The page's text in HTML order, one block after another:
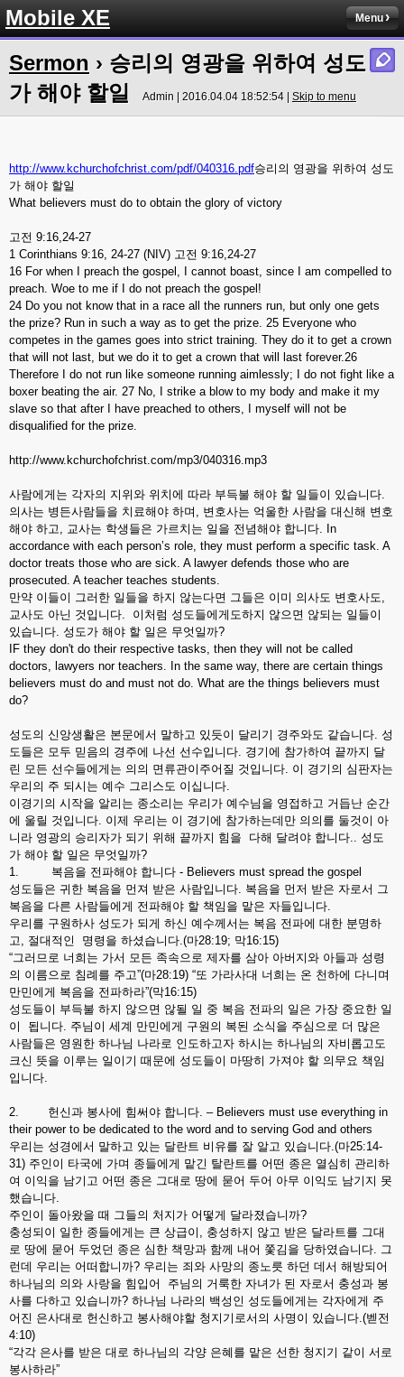
Mobile XE Menu
Sermon › 승리의 영광을 위하여 성도
가 해야 할일
Admin | 2016.04.04 18:52:54 | Skip to menu
http://www.kchurchofchrist.com/pdf/040316.pdf승리의 영광을 위하여 성도
가 해야 할일
What believers must do to obtain the glory of victory
고전 9:16,24-27
1 Corinthians 9:16, 24-27 (NIV) 고전 9:16,24-27
16 For when I preach the gospel, I cannot boast, since I am compelled to
preach. Woe to me if I do not preach the gospel!
24 Do you not know that in a race all the runners run, but only one gets
the prize? Run in such a way as to get the prize. 25 Everyone who
competes in the games goes into strict training. They do it to get a crown
that will not last, but we do it to get a crown that will last forever.26
Therefore I do not run like someone running aimlessly; I do not fight like a
boxer beating the air. 27 No, I strike a blow to my body and make it my
slave so that after I have preached to others, I myself will not be
disqualified for the prize.
http://www.kchurchofchrist.com/mp3/040316.mp3
사람에게는 각자의 지위와 위치에 따라 부득불 해야 할 일들이 있습니다.
의사는 병든사람들을 치료해야 하며, 변호사는 억울한 사람을 대신해 변호
해야 하고, 교사는 학생들은 가르치는 일을 전념해야 합니다. In
accordance with each person’s role, they must perform a specific task. A
doctor treats those who are sick. A lawyer defends those who are
prosecuted. A teacher teaches students.
만약 이들이 그러한 일들을 하지 않는다면 그들은 이미 의사도 변호사도,
교사도 아닌 것입니다. 이처럼 성도들에게도하지 않으면 않되는 일들이
있습니다. 성도가 해야 할 일은 무엇일까?
IF they don't do their respective tasks, then they will not be called
doctors, lawyers nor teachers. In the same way, there are certain things
believers must do and must not do. What are the things believers must
do?
성도의 신앙생활은 본문에서 말하고 있듯이 달리기 경주와도 같습니다. 성
도들은 모두 믿음의 경주에 나선 선수입니다. 경기에 참가하여 끝까지 달
린 모든 선수들에게는 의의 면류관이주어질 것입니다. 이 경기의 심판자는
우리의 주 되시는 예수 그리스도 이십니다.
이경기의 시작을 알리는 종소리는 우리가 예수님을 영접하고 거듭난 순간
에 울릴 것입니다. 이제 우리는 이 경기에 참가하는데만 의의를 둘것이 아
니라 영광의 승리자가 되기 위해 끝까지 힘을 다해 달려야 합니다.. 성도
가 해야 할 일은 무엇일까?
1. 복음을 전파해야 합니다 - Believers must spread the gospel
성도들은 귀한 복음을 먼져 받은 사람입니다. 복음을 먼저 받은 자로서 그
복음을 다른 사람들에게 전파해야 할 책임을 맡은 자들입니다.
우리를 구원하사 성도가 되게 하신 예수께서는 복음 전파에 대한 분명하
고, 절대적인 명령을 하셨습니다.(마28:19; 막16:15)
“그러므로 너희는 가서 모든 족속으로 제자를 삼아 아버지와 아들과 성령
의 이름으로 침례를 주고”(마28:19) “또 가라사대 너희는 온 천하에 다니며
만민에게 복음을 전파하라”(막16:15)
성도들이 부득불 하지 않으면 않될 일 중 복음 전파의 일은 가장 중요한 일
이 됩니다. 주님이 세계 만민에게 구원의 복된 소식을 주심으로 더 많은
사람들은 영원한 하나님 나라로 인도하고자 하시는 하나님의 자비롭고도
크신 뜻을 이루는 일이기 때문에 성도들이 마땅히 가져야 할 의무요 책임
입니다.
2. 헌신과 봉사에 힘써야 합니다. – Believers must use everything in
their power to be dedicated to the word and to serving God and others
우리는 성경에서 말하고 있는 달란트 비유를 잘 알고 있습니다.(마25:14-
31) 주인이 타국에 가며 종들에게 맡긴 탈란트를 어떤 종은 열심히 관리하
여 이익을 남기고 어떤 종은 그대로 땅에 묻어 두어 아무 이익도 남기지 못
했습니다.
주인이 돌아왔을 때 그들의 처지가 어떻게 달라졌습니까?
충성되이 일한 종들에게는 큰 상급이, 충성하지 않고 받은 달라트를 그대
로 땅에 묻어 두었던 종은 심한 책망과 함께 내어 쫓김을 당하였습니다. 그
런데 우리는 어떠합니까? 우리는 죄와 사망의 종노릇 하던 데서 해방되어
하나님의 의와 사랑을 힘입어 주님의 거룩한 자녀가 된 자로서 충성과 봉
사를 다하고 있습니까? 하나님 나라의 백성인 성도들에게는 각자에게 주
어진 은사대로 헌신하고 봉사해야할 청지기로서의 사명이 있습니다.(벧전
4:10)
“각각 은사를 받은 대로 하나님의 각양 은혜를 맡은 선한 청지기 같이 서로
봉사하라”